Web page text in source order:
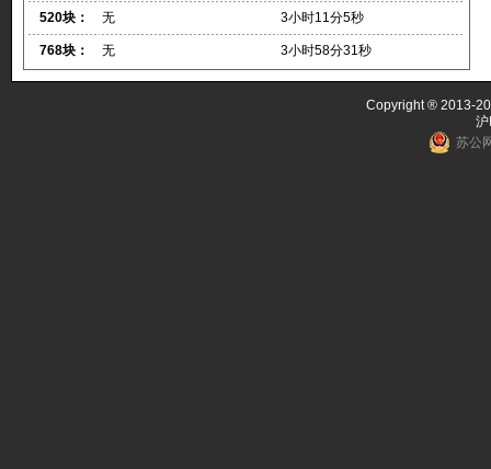
520块： 无 3小时11分5秒
768块： 无 3小时58分31秒
Copyright ® 2013-
苏公